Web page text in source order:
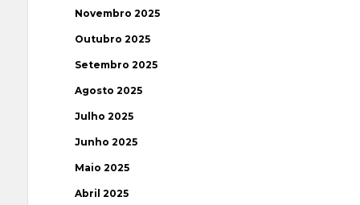
Novembro 2025
Outubro 2025
Setembro 2025
Agosto 2025
Julho 2025
Junho 2025
Maio 2025
Abril 2025